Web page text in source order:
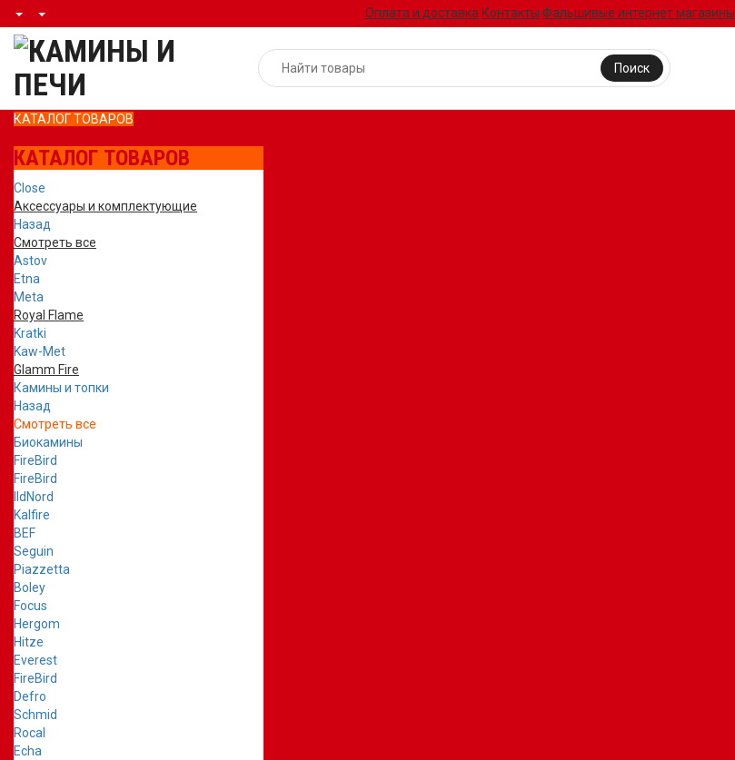
Оплата и доставка Контакты Фальшивые интернет магазины
Поиск
КАТАЛОГ ТОВАРОВ
КАТАЛОГ ТОВАРОВ
Close
Аксессуары и комплектующие
Назад
Смотреть все
Astov
Etna
Meta
Royal Flame
Kratki
Kaw-Met
Glamm Fire
Камины и топки
Назад
Смотреть все
Биокамины
FireBird
FireBird
IldNord
Kalfire
BEF
Seguin
Piazzetta
Boley
Focus
Hergom
Hitze
Everest
FireBird
Defro
Schmid
Rocal
Echa